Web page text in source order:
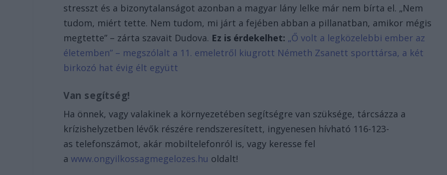
stresszt és a bizonytalanságot azonban a magyar lány lelke már nem bírta el. „Nem
tudom, miért tette. Nem tudom, mi járt a fejében abban a pillanatban, amikor mégis
megtette” – zárta szavait Dudova. Ez is érdekelhet: „Ő volt a legközelebbi ember az
életemben” – megszólalt a 11. emeletről kiugrott Németh Zsanett sporttársa, a két
birkozó hat évig élt együtt
Van segítség!
Ha önnek, vagy valakinek a környezetében segítségre van szüksége, tárcsázza a
krízishelyzetben lévők részére rendszeresített, ingyenesen hívható 116-123-
as telefonszámot, akár mobiltelefonról is, vagy keresse fel
awww.ongyilkossagmegelozes.hu oldalt!